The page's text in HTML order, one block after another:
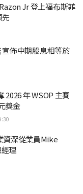
Jr 登上福布斯菲
佈中期股息相等於
2026 年 WSOP 主賽
獎金
資深從業員Mike
理